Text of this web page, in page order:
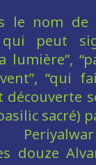
le nom de
peut
lumière”,
“qui
découverte
sacré)
douze